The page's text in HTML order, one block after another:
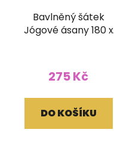
Bavlněný šátek
Jógové ásany 180 x
275 Kč
DO KOŠÍKU